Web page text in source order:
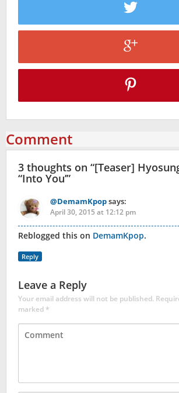
Comment
3 thoughts on “[Teaser]
“Into You’”
@DemamKpopsays:
April 30, 2015 at 12:12 pm
Reblogged this on DemamKpop.
Reply
Leave a Reply
Your email address will not be published.
marked*